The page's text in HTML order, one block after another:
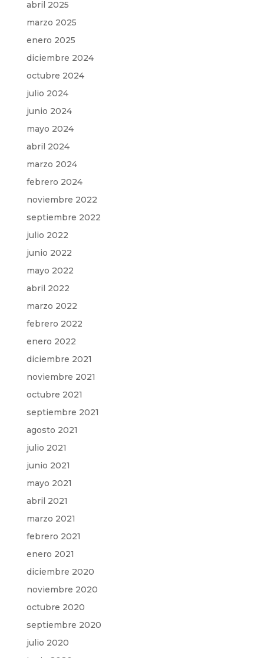
abril 2025
marzo 2025
enero 2025
diciembre 2024
octubre 2024
julio 2024
junio 2024
mayo 2024
abril 2024
marzo 2024
febrero 2024
noviembre 2022
septiembre 2022
julio 2022
junio 2022
mayo 2022
abril 2022
marzo 2022
febrero 2022
enero 2022
diciembre 2021
noviembre 2021
octubre 2021
septiembre 2021
agosto 2021
julio 2021
junio 2021
mayo 2021
abril 2021
marzo 2021
febrero 2021
enero 2021
diciembre 2020
noviembre 2020
octubre 2020
septiembre 2020
julio 2020